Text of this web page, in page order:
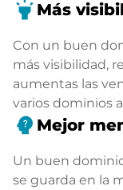
highlight Más
Con un buen
más visibilidad,
aumentas las
varios dominios
psychology_alt Mejor
Un buen
se guarda en la